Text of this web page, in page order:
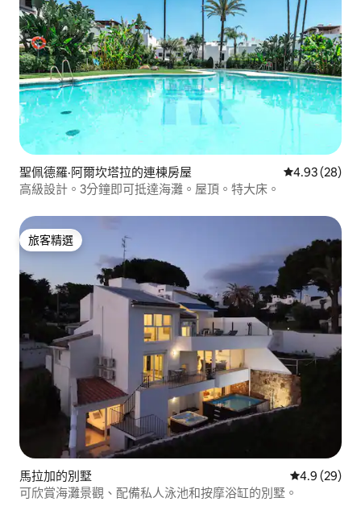
聖佩德羅·阿爾坎塔拉的連棟房屋 從 28 則評價
4.93 (28)
高級設計。3分鐘即可抵達海灘。屋頂。特大床。
旅客精選
旅客精選
馬拉加的別墅 從 29 則評
4.9 (29)
可欣賞海灘景觀、配備私人泳池和按摩浴缸的別墅。